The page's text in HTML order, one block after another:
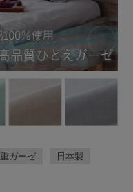
ガーゼ 日本製